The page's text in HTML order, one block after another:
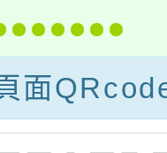
培
計
族教
面